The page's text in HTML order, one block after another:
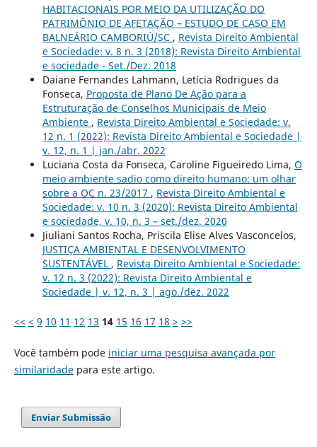
HABITACIONAIS POR MEIO DA UTILIZAÇÃO DO
PATRIMÔNIO DE AFETAÇÃO – ESTUDO DE CASO EM
BALNEÁRIO CAMBORIÚ/SC , Revista Direito Ambiental
e Sociedade: v. 8 n. 3 (2018): Revista Direito Ambiental
e sociedade - Set./Dez. 2018
Daiane Fernandes Lahmann, Letícia Rodrigues da
Fonseca, Proposta de Plano De Ação para a
Estruturação de Conselhos Municipais de Meio
Ambiente , Revista Direito Ambiental e Sociedade: v.
12 n. 1 (2022): Revista Direito Ambiental e Sociedade |
v. 12, n. 1 | jan./abr. 2022
Luciana Costa da Fonseca, Caroline Figueiredo Lima, O
meio ambiente sadio como direito humano: um olhar
sobre a OC n. 23/2017 , Revista Direito Ambiental e
Sociedade: v. 10 n. 3 (2020): Revista Direito Ambiental
e sociedade, v. 10, n. 3 – set./dez. 2020
Jiuliani Santos Rocha, Priscila Elise Alves Vasconcelos,
JUSTIÇA AMBIENTAL E DESENVOLVIMENTO
SUSTENTÁVEL , Revista Direito Ambiental e Sociedade:
v. 12 n. 3 (2022): Revista Direito Ambiental e
Sociedade | v. 12, n. 3 | ago./dez. 2022
<< < 9 10 11 12 13 14 15 16 17 18 > >>
Você também pode iniciar uma pesquisa avançada por
similaridadepara este artigo.
Enviar Submissão